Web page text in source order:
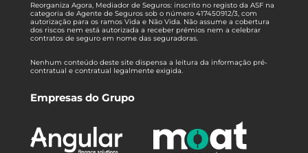
Reorganiza Agora, Mediador de Seguros: inscrito no registo da ASF na
categoria de Agente de Seguros sob o número 417450912/3, com
autorização para os ramos Vida e Não Vida. Não assume a cobertura
dos riscos nem está autorizada a receber prémios nem a celebrar
contratos de seguro em nome das seguradoras.
Nenhum conteúdo deste site dispensa a leitura da informação pré-
contratual e contratual legalmente exigida.
Empresas do Grupo